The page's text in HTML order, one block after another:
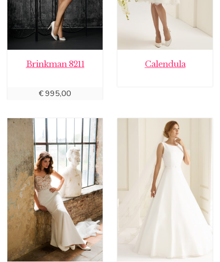
Brinkman 8211
€995,00
Calendula